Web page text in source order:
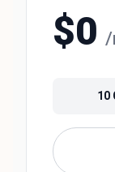
$0 /
10